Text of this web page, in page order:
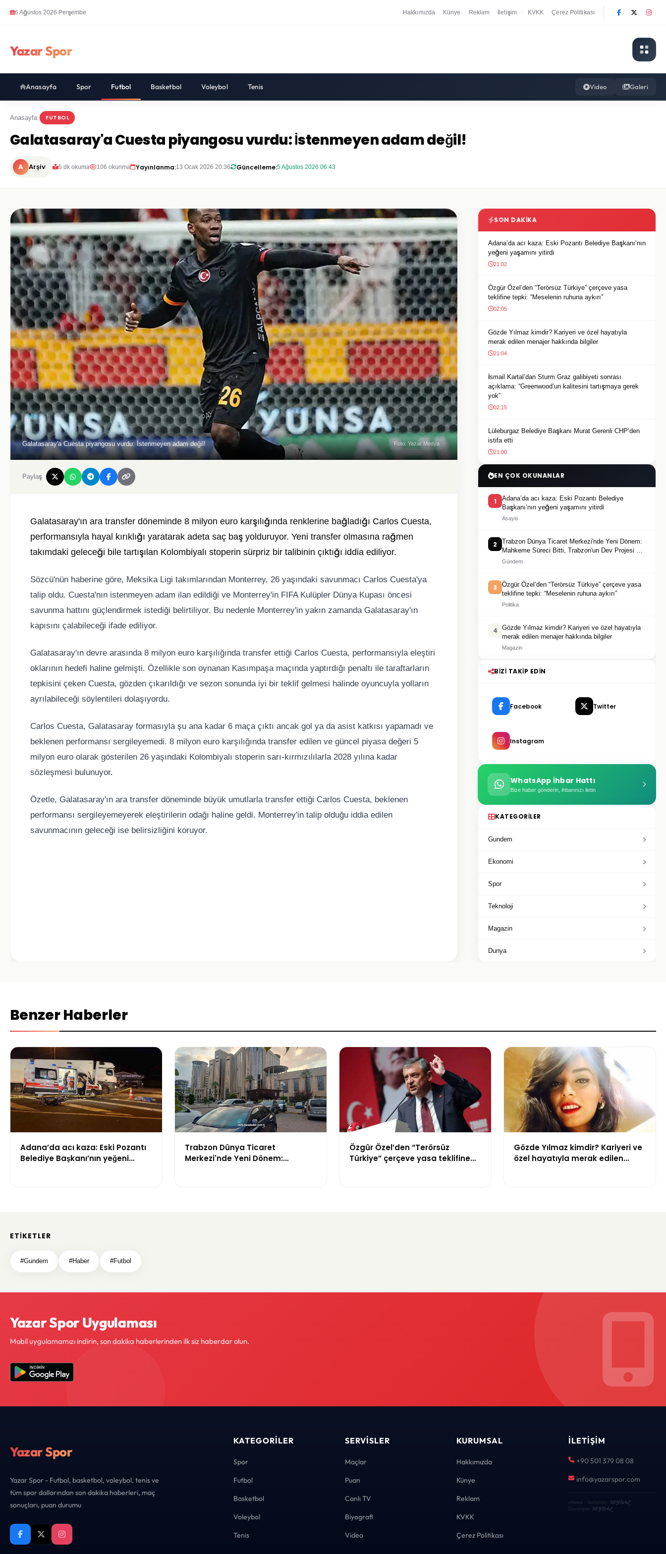
6 Ağustos 2026 Perşembe Hakkımızda Künye Reklam İletişim KVKK Çerez Politikası
Yazar Spor
Anasayfa Spor Futbol Basketbol Voleybol Tenis Video Galeri
Anasayfa FUTBOL
Galatasaray'a Cuesta piyangosu vurdu: İstenmeyen adam değil!
A Arşiv 5 dk okuma 106 okunma Yayınlanma:13 Ocak 2026 20:36 Güncelleme:5 Ağustos 2026 06:43
Galatasaray'a Cuesta piyangosu vurdu: İstenmeyen adam değil! Foto: Yazar Medya
Paylaş
Galatasaray'ın ara transfer döneminde 8 milyon euro karşılığında renklerine bağladığı Carlos Cuesta,
performansıyla hayal kırıklığı yaratarak adeta saç baş yolduruyor. Yeni transfer olmasına rağmen
takımdaki geleceği bile tartışılan Kolombiyalı stoperin sürpriz bir talibinin çıktığı iddia ediliyor.
Sözcü'nün haberine göre, Meksika Ligi takımlarından Monterrey, 26 yaşındaki savunmacı Carlos Cuesta'ya
talip oldu. Cuesta'nın istenmeyen adam ilan edildiği ve Monterrey'in FIFA Kulüpler Dünya Kupası öncesi
savunma hattını güçlendirmek istediği belirtiliyor. Bu nedenle Monterrey'in yakın zamanda Galatasaray'ın
kapısını çalabileceği ifade ediliyor.
Galatasaray'ın devre arasında 8 milyon euro karşılığında transfer ettiği Carlos Cuesta, performansıyla eleştiri
oklarının hedefi haline gelmişti. Özellikle son oynanan Kasımpaşa maçında yaptırdığı penaltı ile taraftarların
tepkisini çeken Cuesta, gözden çıkarıldığı ve sezon sonunda iyi bir teklif gelmesi halinde oyuncuyla yolların
ayrılabileceği söylentileri dolaşıyordu.
Carlos Cuesta, Galatasaray formasıyla şu ana kadar 6 maça çıktı ancak gol ya da asist katkısı yapamadı ve
beklenen performansı sergileyemedi. 8 milyon euro karşılığında transfer edilen ve güncel piyasa değeri 5
milyon euro olarak gösterilen 26 yaşındaki Kolombiyalı stoperin sarı-kırmızılılarla 2028 yılına kadar
sözleşmesi bulunuyor.
Özetle, Galatasaray'ın ara transfer döneminde büyük umutlarla transfer ettiği Carlos Cuesta, beklenen
performansı sergileyemeyerek eleştirilerin odağı haline geldi. Monterrey'in talip olduğu iddia edilen
savunmacının geleceği ise belirsizliğini koruyor.
SON DAKIKA
Adana’da acı kaza: Eski Pozantı Belediye Başkanı’nın
yeğeni yaşamını yitirdi
21:02
Özgür Özel’den “Terörsüz Türkiye” çerçeve yasa
teklifine tepki: “Meselenin ruhuna aykırı”
02:05
Gözde Yılmaz kimdir? Kariyeri ve özel hayatıyla
merak edilen menajer hakkında bilgiler
21:04
İsmail Kartal’dan Sturm Graz galibiyeti sonrası
açıklama: “Greenwood’un kalitesini tartışmaya gerek
yok”
02:15
Lüleburgaz Belediye Başkanı Murat Gerenli CHP’den
istifa etti
21:00
EN ÇOK OKUNANLAR
1
Adana’da acı kaza: Eski Pozantı Belediye
Başkanı’nın yeğeni yaşamını yitirdi
Asayis
2
Trabzon Dünya Ticaret Merkezi'nde Yeni Dönem:
Mahkeme Süreci Bitti, Trabzon'un Dev Projesi Ne
Zaman Tamamlanacak?
Gündem
3
Özgür Özel’den “Terörsüz Türkiye” çerçeve yasa
teklifine tepki: “Meselenin ruhuna aykırı”
Politika
4
Gözde Yılmaz kimdir? Kariyeri ve özel hayatıyla
merak edilen menajer hakkında bilgiler
Magazin
BIZI TAKIP EDIN
Facebook Twitter
Instagram
WhatsApp İhbar Hattı
Bize haber gönderin, ihbarınızı iletin
KATEGORILER
Gundem
Ekonomi
Spor
Teknoloji
Magazin
Dunya
Benzer Haberler
Adana’da acı kaza: Eski Pozantı
Belediye Başkanı’nın yeğeni
Trabzon Dünya Ticaret
Merkezi'nde Yeni Dönem:
Özgür Özel’den “Terörsüz
Türkiye” çerçeve yasa teklifine
Gözde Yılmaz kimdir? Kariyeri ve
özel hayatıyla merak edilen
ETIKETLER
#Gundem #Haber #Futbol
Yazar Spor Uygulaması
Mobil uygulamamızı indirin, son dakika haberlerinden ilk siz haberdar olun.
Yazar Spor
Yazar Spor - Futbol, basketbol, voleybol, tenis ve
tüm spor dallarından son dakika haberleri, maç
sonuçları, puan durumu
KATEGORILER
Spor
Futbol
Basketbol
Voleybol
Tenis
SERVISLER
Maçlar
Puan
Canlı TV
Biyografi
Video
KURUMSAL
Hakkımızda
Künye
Reklam
KVKK
Çerez Politikası
İLETIŞIM
+90 501 379 08 08
info@yazarspor.com
eNews · Geliştirici KEYDAL·
Developer KEYDAL